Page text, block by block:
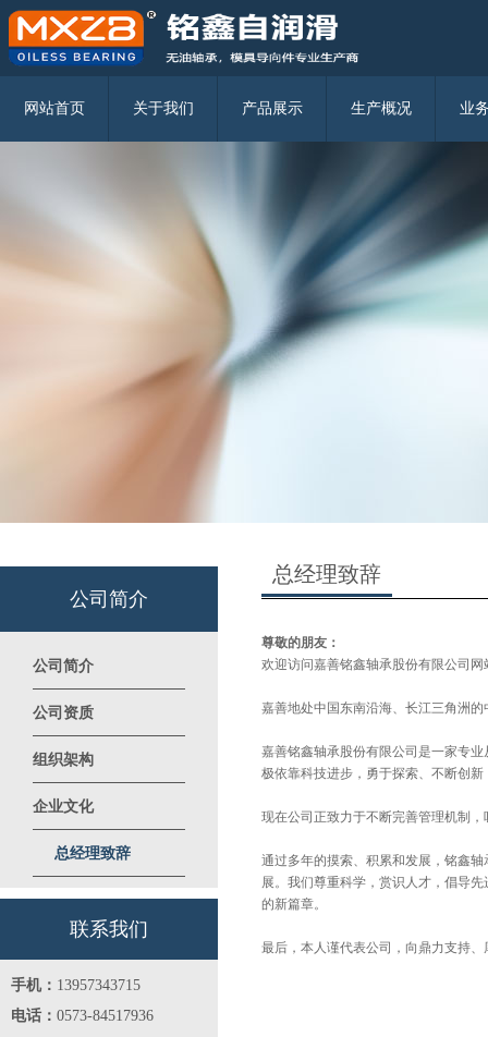
固体润滑镶嵌轴承的使用注意事项
无油润滑轴承都有哪些分类
固体自润滑轴承在挖掘机上的应用
固体镶嵌式自润滑轴承
JDB固体镶嵌自润滑轴承
JFBB 自润滑翻边轴承
MGB 61
MFB 2081.81/MFB 2081.91
MFB 2091.84/MFB 2091.94
网站首页 关于我们 产品展示 生产概况 业
公司简介
公司简介
公司资质
组织架构
企业文化
总经理致辞
联系我们
手机： 13957343715
电话： 0573-84517936
总经理致辞
尊敬的朋友：
欢迎访问嘉善铭鑫轴承股份有限公司
嘉善地处中国东南沿海、长江三角洲
嘉善铭鑫轴承股份有限公司是一家专
极依靠科技进步，勇于探索、不断创
现在公司正致力于不断完善管理机制
通过多年的摸索、积累和发展，铭鑫
展。我们尊重科学，赏识人才，倡导
的新篇章。
最后，本人谨代表公司，向鼎力支持